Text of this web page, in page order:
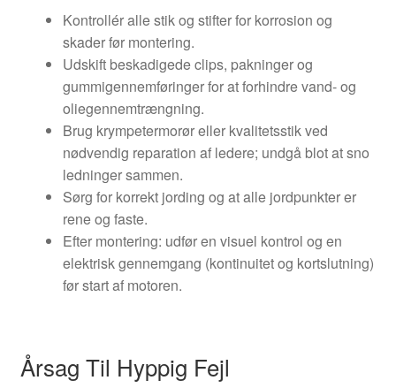
Kontrollér alle stik og stifter for korrosion og
skader før montering.
Udskift beskadigede clips, pakninger og
gummigennemføringer for at forhindre vand- og
oliegennemtrængning.
Brug krympetermorør eller kvalitetsstik ved
nødvendig reparation af ledere; undgå blot at sno
ledninger sammen.
Sørg for korrekt jording og at alle jordpunkter er
rene og faste.
Efter montering: udfør en visuel kontrol og en
elektrisk gennemgang (kontinuitet og kortslutning)
før start af motoren.
Årsag Til Hyppig Fejl